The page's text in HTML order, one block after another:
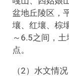
盆地丘陵区，
壤、红壤、棕
～6.5之间，
点。
（2）水文情况